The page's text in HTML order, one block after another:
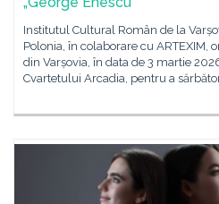
Institutul Cultural Român de la
Polonia, în colaborare cu ARTEXIM,
din Varșovia, în data de 3 martie
Cvartetului Arcadia, pentru a